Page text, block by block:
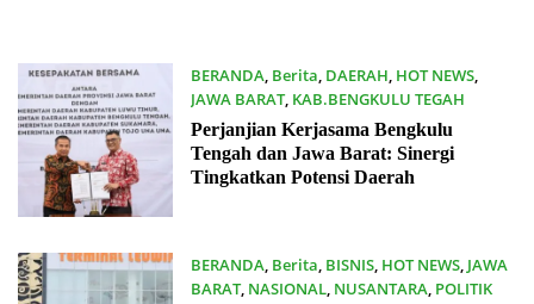
BERANDA Berita DAERAH HOT NEWS,
JAWA BARAT, KAB.BENGKULU TEGAH
05/02/2024
Perjanjian Kerjasama Bengkulu
Tengah dan Jawa Barat: Sinergi
Tingkatkan Potensi Daerah
BERANDA, Berita, BISNIS, HOT NEWS, JAWA
BARAT, NASIONAL, NUSANTARA, POLITIK